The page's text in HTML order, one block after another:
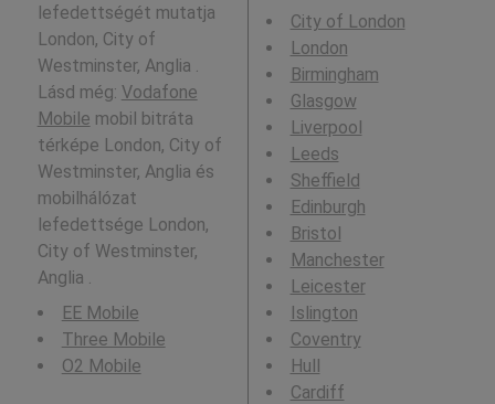
lefedettségét mutatja
London, City of
Westminster, Anglia .
Lásd még: Vodafone
Mobile mobil bitráta
térképe London, City of
Westminster, Anglia és
mobilhálózat
lefedettsége London,
City of Westminster,
Anglia .
EE Mobile
Three Mobile
O2 Mobile
City of London
London
Birmingham
Glasgow
Liverpool
Leeds
Sheffield
Edinburgh
Bristol
Manchester
Leicester
Islington
Coventry
Hull
Cardiff